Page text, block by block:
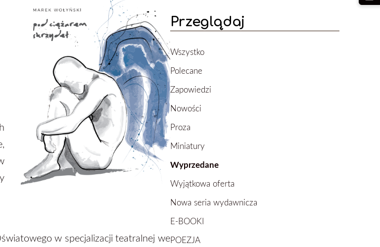
Przeglądaj
Wszystko
Polecane
Zapowiedzi
Nowości
Proza
Miniatury
Wyprzedane
Wyjątkowa oferta
Nowa seria wydawnicza
E-BOOKI
POEZJA
w specjalizacji teatralnej we